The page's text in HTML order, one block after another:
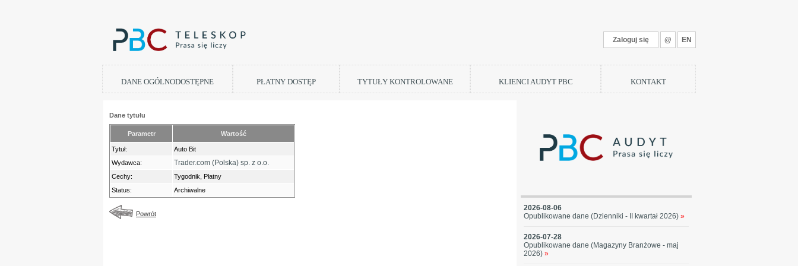
Zaloguj się @ EN
DANE OGÓLNODOSTĘPNE PŁATNY DOSTĘP TYTUŁY KONTROLOWANE KLIENCI AUDYT PBC KONTAKT
Dane tytułu
Parametr Wartość
Tytuł:
Auto Bit
Wydawca:
Trader.com (Polska) sp. z o.o.
Cechy:
Tygodnik, Płatny
Status:
Archiwalne
Powrót
2026-08-06
Opublikowane dane (Dzienniki - II kwartał 2026) »
2026-07-28
Opublikowane dane (Magazyny Branżowe - maj
2026) »